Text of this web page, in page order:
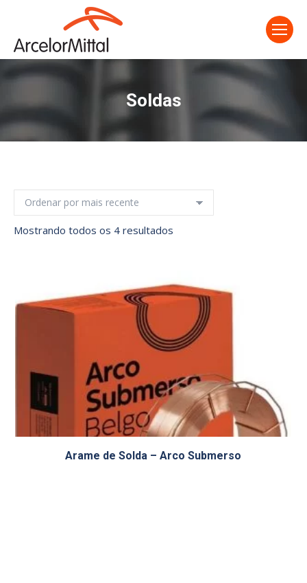
Soldas
Mostrando todos os 4 resultados
Arame de Solda – Arco Submerso